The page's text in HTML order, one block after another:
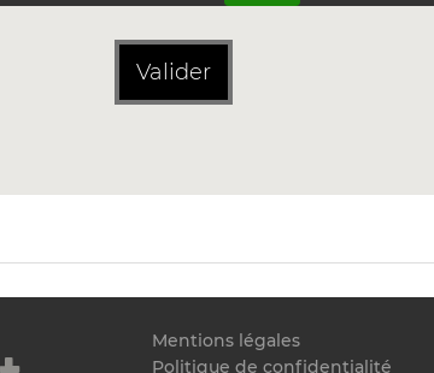
Valider
Mentions légales
Politique de confidentialité